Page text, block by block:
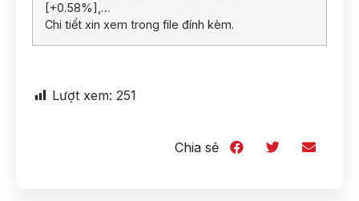
[+0.58%],…
Chi tiết xin xem trong file đính kèm.
Lượt xem: 251
Chia sẻ